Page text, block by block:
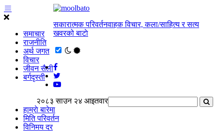
समाचार
राजनीति
अर्थ जगत
विचार
जीवन सैली
बर्गदृस्ती
सकारात्मक परिवर्तनवाहक विचार, कला/साहित्य र सत्य
खवरको बाटाे
२०८३ साउन २४ आइतवार
हाम्राे बारेमा
मिति परिवर्तन
विनिमय दर